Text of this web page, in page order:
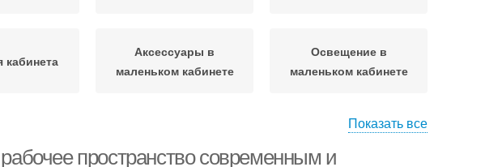
кабинета
Аксессуары в
маленьком кабинете
Освещение в
маленьком кабинете
кабинете
мебель
Показать все
пространство современным и